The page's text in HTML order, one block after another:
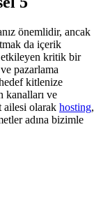
önemlidir, ancak
da içerik
etkileyen kritik bir
pazarlama
kitlenize
kanalları ve
ailesi olarak hosting,
adına bizimle